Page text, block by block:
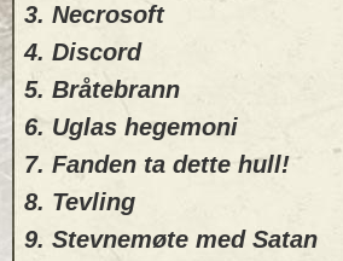
3. Necrosoft
4. Discord
5. Bråtebrann
6. Uglas hegemoni
7. Fanden ta dette hull!
8. Tevling
9. Stevnemøte med Satan